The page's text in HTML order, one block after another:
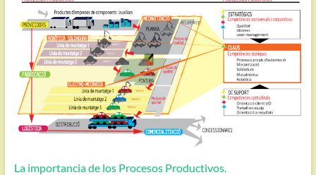
La importancia de los Procesos Productivos.